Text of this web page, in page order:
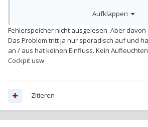
Aufklappen
Fehlerspeicher nicht ausgelesen. Aber davon
Das Problem tritt ja nur sporadisch auf und
an / aus hat keinen Einfluss. Kein
Cockpit usw
Zitieren